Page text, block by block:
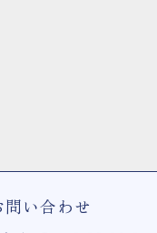
い合わせ